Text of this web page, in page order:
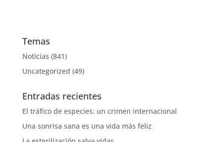
Temas
Noticias (841)
Uncategorized (49)
Entradas recientes
El tráfico de especies: un crimen internacional
Una sonrisa sana es una vida más feliz